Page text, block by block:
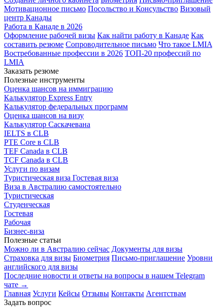
Мотивационное письмо Посольство и Консульство Визовый
центр Канады
Работа в Канаде в 2026
Оформление рабочей визы Как найти работу в Канаде Как
составить резюме Сопроводительное письмо Что такое LMIA
Востребованные профессии в 2026 ТОП-20 профессий по
LMIA
Заказать резюме
Полезные инструменты
Оценка шансов на иммиграцию
Калькулятор Express Entry
Калькулятор федеральных программ
Оценка шансов на визу
Калькулятор Саскачевана
IELTS в CLB
PTE Core в CLB
TEF Canada в CLB
TCF Canada в CLB
Услуги по визам
Туристическая виза Гостевая виза
Виза в Австралию самостоятельно
Туристическая
Студенческая
Гостевая
Рабочая
Бизнес-виза
Полезные статьи
Можно ли в Австралию сейчас Документы для визы
Страховка для визы Биометрия Письмо-приглашение Уровни
английского для визы
Последние новости и ответы на вопросы в нашем Telegram
чате →
Главная Услуги Кейсы Отзывы Контакты Агентствам
Задать вопрос